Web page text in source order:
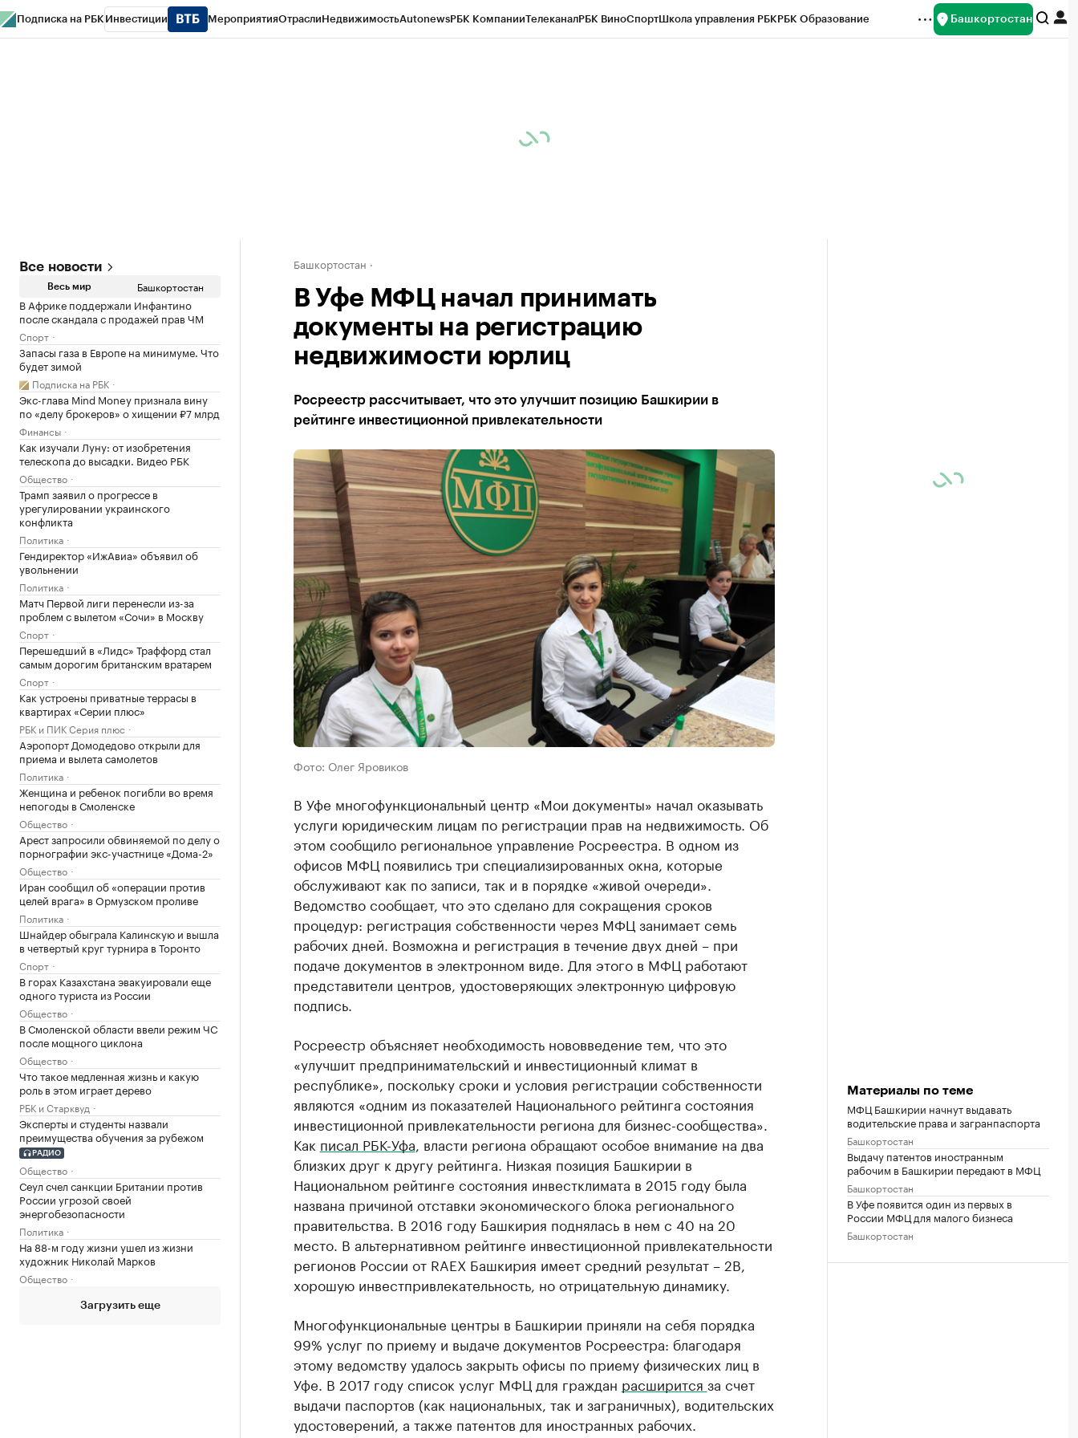
Подписка на РБК Инвестиции МероприятияОтраслиНедвижимостьAutonewsРБК КомпанииТелеканалРБК ВиноСпортШкола управления РБКРБК Образование Башкортостан
Все новости
Весь мир Башкортостан
В Африке поддержали Инфантино
после скандала с продажей прав ЧМ
Спорт
Запасы газа в Европе на минимуме. Что
будет зимой
Подписка на РБК
Экс-глава Mind Money признала вину
по «делу брокеров» о хищении ₽7 млрд
Финансы
Как изучали Луну: от изобретения
телескопа до высадки. Видео РБК
Общество
Трамп заявил о прогрессе в
урегулировании украинского
конфликта
Политика
Гендиректор «ИжАвиа» объявил об
увольнении
Политика
Матч Первой лиги перенесли из-за
проблем с вылетом «Сочи» в Москву
Спорт
Перешедший в «Лидс» Траффорд стал
самым дорогим британским вратарем
Спорт
Как устроены приватные террасы в
квартирах «Серии плюс»
РБК и ПИК Серия плюс
Аэропорт Домодедово открыли для
приема и вылета самолетов
Политика
Женщина и ребенок погибли во время
непогоды в Смоленске
Общество
Арест запросили обвиняемой по делу о
порнографии экс-участнице «Дома-2»
Общество
Иран сообщил об «операции против
целей врага» в Ормузском проливе
Политика
Шнайдер обыграла Калинскую и вышла
в четвертый круг турнира в Торонто
Спорт
В горах Казахстана эвакуировали еще
одного туриста из России
Общество
В Смоленской области ввели режим ЧС
после мощного циклона
Общество
Что такое медленная жизнь и какую
роль в этом играет дерево
РБК и Старквуд
Эксперты и студенты назвали
преимущества обучения за рубежом
РАДИО
Общество
Сеул счел санкции Британии против
России угрозой своей
энергобезопасности
Политика
На 88-м году жизни ушел из жизни
художник Николай Марков
Общество
Загрузить еще
Башкортостан
В Уфе МФЦ начал принимать
документы на регистрацию
недвижимости юрлиц
Росреестр рассчитывает, что это улучшит позицию Башкирии в
рейтинге инвестиционной привлекательности
Фото: Олег Яровиков
В Уфе многофункциональный центр «Мои документы» начал оказывать
услуги юридическим лицам по регистрации прав на недвижимость. Об
этом сообщило региональное управление Росреестра. В одном из
офисов МФЦ появились три специализированных окна, которые
обслуживают как по записи, так и в порядке «живой очереди».
Ведомство сообщает, что это сделано для сокращения сроков
процедур: регистрация собственности через МФЦ занимает семь
рабочих дней. Возможна и регистрация в течение двух дней – при
подаче документов в электронном виде. Для этого в МФЦ работают
представители центров, удостоверяющих электронную цифровую
подпись.
Росреестр объясняет необходимость нововведение тем, что это
«улучшит предпринимательский и инвестиционный климат в
республике», поскольку сроки и условия регистрации собственности
являются «одним из показателей Национального рейтинга состояния
инвестиционной привлекательности региона для бизнес-сообщества».
Как писал РБК-Уфа , власти региона обращают особое внимание на два
близких друг к другу рейтинга. Низкая позиция Башкирии в
Национальном рейтинге состояния инвестклимата в 2015 году была
названа причиной отставки экономического блока регионального
правительства. В 2016 году Башкирия поднялась в нем с 40 на 20
место. В альтернативном рейтинге инвестиционной привлекательности
регионов России от RAEX Башкирия имеет средний результат – 2В,
хорошую инвестпривлекательность, но отрицательную динамику.
Многофункциональные центры в Башкирии приняли на себя порядка
99% услуг по приему и выдаче документов Росреестра: благодаря
этому ведомству удалось закрыть офисы по приему физических лиц в
Уфе. В 2017 году список услуг МФЦ для граждан расширится за счет
выдачи паспортов (как национальных, так и заграничных), водительских
удостоверений, а также патентов для иностранных рабочих.
Материалы по теме
МФЦ Башкирии начнут выдавать
водительские права и загранпаспорта
Башкортостан
Выдачу патентов иностранным
рабочим в Башкирии передают в МФЦ
Башкортостан
В Уфе появится один из первых в
России МФЦ для малого бизнеса
Башкортостан